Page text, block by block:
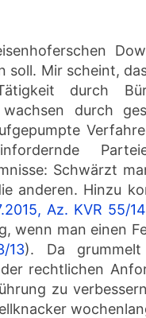
soll. Mir scheint,
durch
wachsen durch
Schwärzt
anderen. Hinzu
Az. KVR 55/14
wenn man einen
13). Da
rechtlichen
zu